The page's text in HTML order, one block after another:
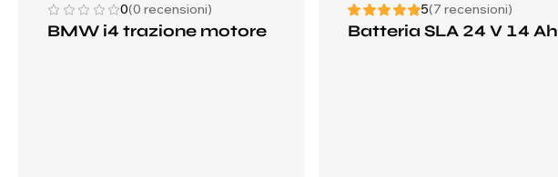
0(0 recensioni)
BMW i4 trazione motore
5(7 recensioni)
Batteria SLA 24 V 14 Ah